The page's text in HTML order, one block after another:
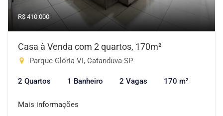
R$ 410.000
Casa à Venda com 2 quartos, 170m²
Parque Glória VI, Catanduva-SP
2 Quartos 1 Banheiro 2 Vagas 170 m²
Mais informações